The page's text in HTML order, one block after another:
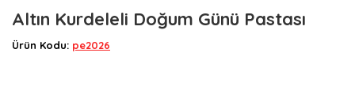
Altın Kurdeleli Doğum Günü Pastası
Ürün Kodu: pe2026